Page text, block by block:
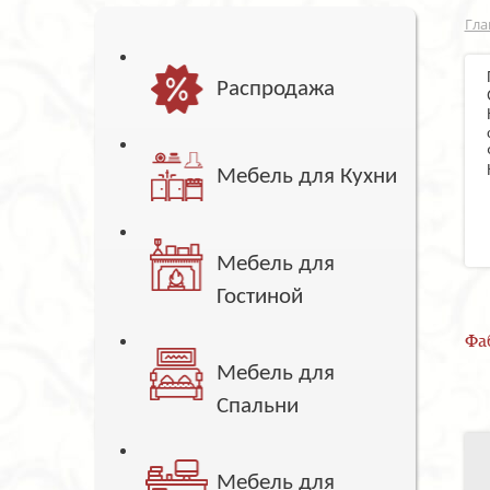
Распродажа
Мебель для Кухни
Мебель для
Гостиной
Мебель для
Спальни
Мебель для